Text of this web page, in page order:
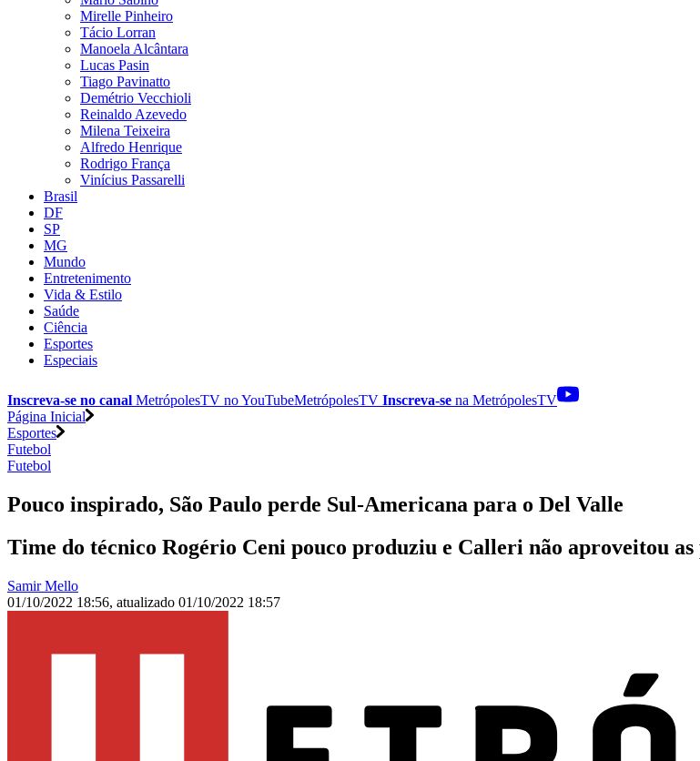
Mirelle Pinheiro
Tácio Lorran
Manoela Alcântara
Lucas Pasin
Tiago Pavinatto
Demétrio Vecchioli
Reinaldo Azevedo
Milena Teixeira
Alfredo Henrique
Rodrigo França
Vinícius Passarelli
Brasil
DF
SP
MG
Mundo
Entretenimento
Vida & Estilo
Saúde
Ciência
Esportes
Especiais
Inscreva-se no canal MetrópolesTV noYouTubeMetrópolesTV Inscreva-se na MetrópolesTV
Página Inicial
Esportes
Futebol
Futebol
Pouco inspirado, São Paulo perde Sul-Americana para o Del Valle
Time do técnico Rogério Ceni pouco produziu e Calleri não aproveitou as
Samir Mello
01/10/2022 18:56, atualizado 01/10/2022 18:57